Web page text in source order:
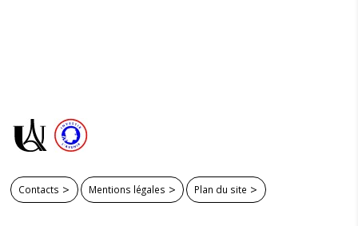
Contacts Mentions légales Plan du site